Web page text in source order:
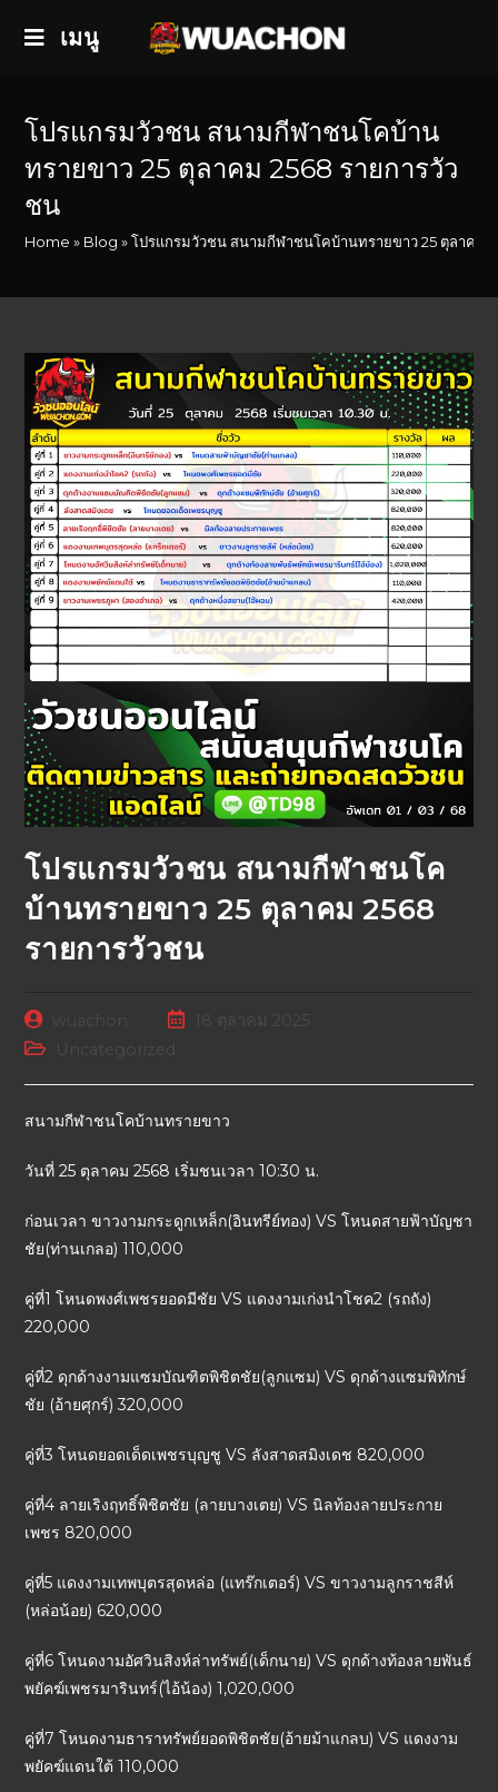
เมนู
โปรแกรมวัวชน สนามกีฬาชนโคบ้าน
ทรายขาว 25 ตุลาคม 2568 รายการวัว
ชน
Home » Blog »โปรแกรมวัวชน สนามกีฬาชนโคบ้านทรายขาว 25 ตุลาคม
โปรแกรมวัวชน สนามกีฬาชนโค
บ้านทรายขาว 25 ตุลาคม 2568
รายการวัวชน
18 ตุลาคม 2025
Uncategorized
สนามกีฬาชนโคบ้านทรายขาว
วันที่ 25 ตุลาคม 2568 เริ่มชนเวลา 10:30 น.
ก่อนเวลา ขาวงามกระดูกเหล็ก(อินทรีย์ทอง) VS โหนดสายฟ้าบัญชา
ชัย(ท่านเกลอ) 110,000
คู่ที่1 โหนดพงศ์เพชรยอดมีชัย VS แดงงามเก่งนำโชค2 (รถถัง)
220,000
คู่ที่2 ดุกด้างงามแซมบัณฑิตพิชิตชัย(ลูกแซม) VS ดุกด้างแซมพิทักษ์
ชัย (อ้ายศุกร์) 320,000
คู่ที่3 โหนดยอดเด็ดเพชรบุญชู VS ลังสาดสมิงเดช 820,000
คู่ที่4 ลายเริงฤทธิ์พิชิตชัย (ลายบางเตย) VS นิลท้องลายประกาย
เพชร 820,000
คู่ที่5 แดงงามเทพบุตรสุดหล่อ (แทร๊กเตอร์) VS ขาวงามลูกราชสีห์
(หล่อน้อย) 620,000
คู่ที่6 โหนดงามอัศวินสิงห์ล่าทรัพย์(เด็กนาย) VS ดุกด้างท้องลายพันธ์
พยัคฆ์เพชรมารินทร์(ไอ้น้อง) 1,020,000
คู่ที่7 โหนดงามธาราทรัพย์ยอดพิชิตชัย(อ้ายม้าแกลบ) VS แดงงาม
พยัคฆ์แดนใต้ 110,000